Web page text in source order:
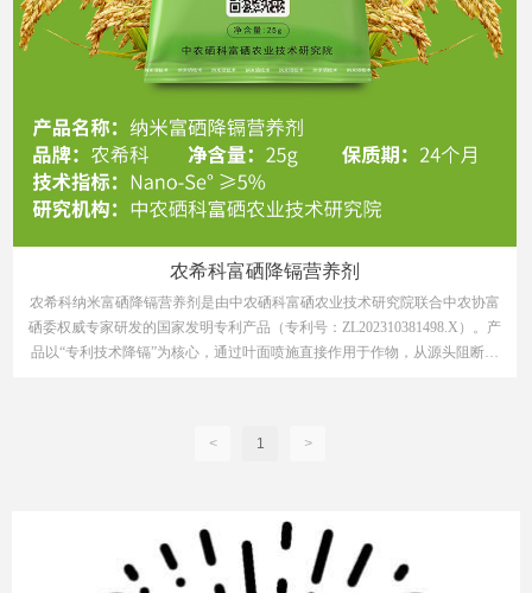
农希科富硒降镉营养剂
农希科纳米富硒降镉营养剂是由中农硒科富硒农业技术研究院联合中农协富
硒委权威专家研发的国家发明专利产品（专利号：ZL202310381498.X）。产
品以“专利技术降镉”为核心，通过叶面喷施直接作用于作物，从源头阻断重
< 1 >